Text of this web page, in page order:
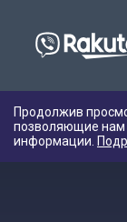
Продолжив
позволяющие нам
информации.